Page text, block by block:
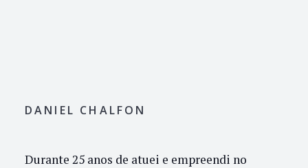
DANIEL CHALFON
Durante 25 anos de atuei e empreendi no